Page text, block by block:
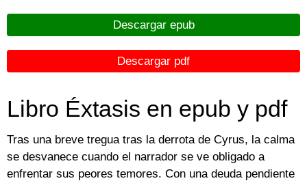
Descargar epub
Descargar pdf
Libro Éxtasis en epub y pdf
Tras una breve tregua tras la derrota de Cyrus, la calma
se desvanece cuando el narrador se ve obligado a
enfrentar sus peores temores. Con una deuda pendiente